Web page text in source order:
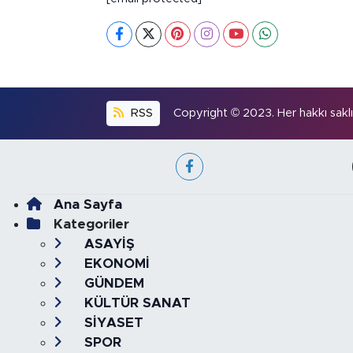
RSS Copyright © 2023. Her hakkı
Ana Sayfa
Kategoriler
ASAYİŞ
EKONOMİ
GÜNDEM
KÜLTÜR SANAT
SİYASET
SPOR